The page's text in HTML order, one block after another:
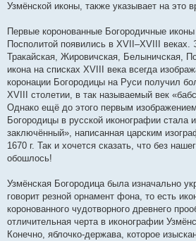
Узмёнской иконы, также указывает на это
Первые коронованные Богородичные
Посполитой появились в XVII–XVIII веках.
Тракайская, Жировичская, Белыничская,
икона на списках XVIII века всегда
коронации Богородицы на Руси получил
XVIII столетии, в так называемый век
Однако ещё до этого первым
Богородицы в русской иконографии стала
заключённый», написанная царским
1670 г. Так и хочется сказать, что без
обошлось!
Узмёнская Богородица была изначально
говорит резной орнамент фона, то есть
коронованного чудотворного древнего
отличительная черта в иконографии
Конечно, яблочко-держава, которое